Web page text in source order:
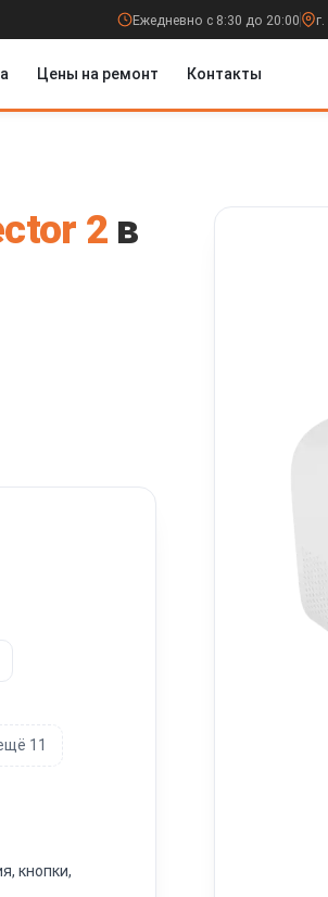
Ежедневно с 8:30 до 20:00
Цены на ремонт Контакты
2в
11
кнопки,